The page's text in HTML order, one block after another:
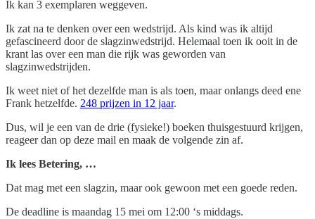
Ik kan 3 exemplaren weggeven.
Ik zat na te denken over een wedstrijd. Als kind was ik altijd
gefascineerd door de slagzinwedstrijd. Helemaal toen ik ooit in de
krant las over een man die rijk was geworden van
slagzinwedstrijden.
Ik weet niet of het dezelfde man is als toen, maar onlangs deed ene
Frank hetzelfde. 248 prijzen in 12 jaar.
Dus, wil je een van de drie (fysieke!) boeken thuisgestuurd krijgen,
reageer dan op deze mail en maak de volgende zin af.
Ik lees Betering, …
Dat mag met een slagzin, maar ook gewoon met een goede reden.
De deadline is maandag 15 mei om 12:00 ‘s middags.